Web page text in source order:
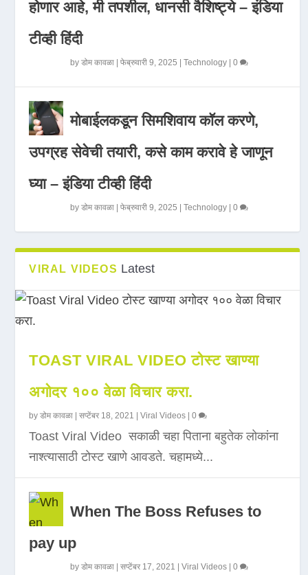
होणार आहे, मी तपशील, धानसी वैशिष्ट्ये – इंडिया
टीव्ही हिंदी
byडोम कावळा |फेब्रुवारी 9, 2025 |Technology |0
मोबाईलकडून सिमशिवाय कॉल करणे,
उपग्रह सेवेची तयारी, कसे काम करावे हे जाणून
घ्या – इंडिया टीव्ही हिंदी
byडोम कावळा |फेब्रुवारी 9, 2025 |Technology |0
VIRAL VIDEOS Latest
TOAST VIRAL VIDEO टोस्ट खाण्या
अगोदर १०० वेळा विचार करा.
byडोम कावळा |सप्टेंबर 18, 2021 |Viral Videos |0
Toast Viral Video सकाळी चहा पिताना बहुतेक लोकांना
नाश्त्यासाठी टोस्ट खाणे आवडते. चहामध्ये...
When The Boss Refuses to
pay up
byडोम कावळा |सप्टेंबर 17, 2021 |Viral Videos |0